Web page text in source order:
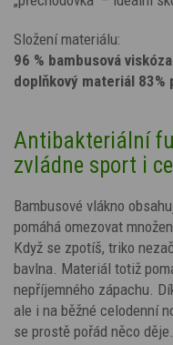
Složení materiálu:
96 % bambusová
doplňkový materiál
Antibakteriální
zvládne sport i
Bambusové vlákno
pomáhá omezovat
Když se zpotíš, triko
bavlna. Materiál totiž
nepříjemného zápachu.
ale i na běžné celodenní
se prostě pořád něco